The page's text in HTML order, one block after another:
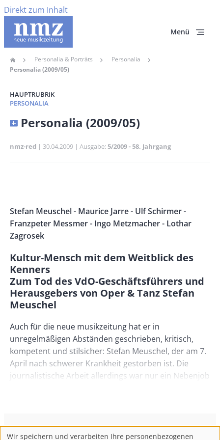
Direkt zum Inhalt
Menü
Pfadnavigation
Home Personalia & Porträts
Personalia
Personalia (2009/05)
HAUPTRUBRIK
PERSONALIA
Banner
Size
Personalia (2009/05)
nmz-red Publikationsdatum
30.04.2009 Ausgabe 5/2009 - 58. Jahrgang
Left
Rectangle
Right
Body
Stefan Meuschel - Maurice Jarre - Ulf Schirmer -
Franzpeter Messmer - Ingo Metzmacher - Lothar
Zagrosek
Kultur-Mensch mit dem Weitblick des
Kenners
Zum Tod des VdO-Geschäftsführers und
Herausgebers von Oper & Tanz Stefan
Meuschel
Auch für die neue musikzeitung hat er in
unregelmäßigen Abständen geschrieben, kritisch,
kompetent und stilsicher: Stefan Meuschel, der am 7.
April nach schwerer Krankheit gestorben ist. Die
journalistische Arbeit allerdings war nur ein Nebenjob
Regisseur bei Film und Theater, Drehbuchschreiber,
ConBrio Kulturmedienhaus AGB Datenschutz
Wir speichern und verarbeiten Ihre personenbezogenen